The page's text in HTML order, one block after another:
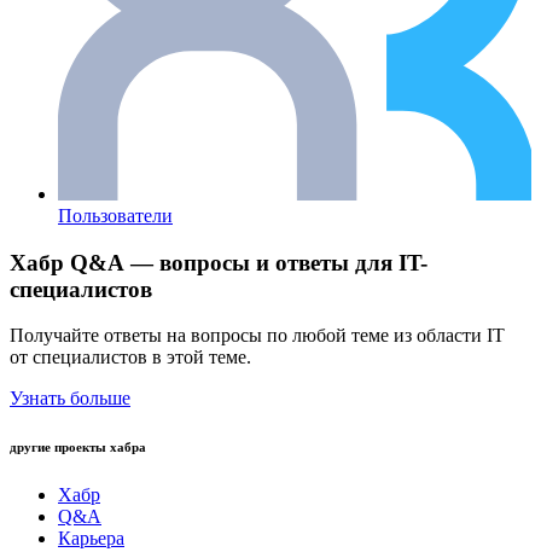
Пользователи
Хабр Q&A — вопросы и ответы для IT-
специалистов
Получайте ответы на вопросы по любой теме из области IT
от специалистов в этой теме.
Узнать больше
другие проекты хабра
Хабр
Q&A
Карьера